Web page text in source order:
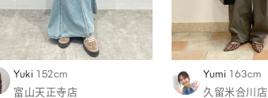
Yuki 152cm
富山天正寺店
Yumi 163cm
久留米合川店